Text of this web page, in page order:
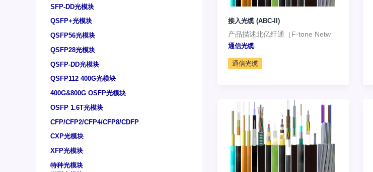
SFP-DD光模块
QSFP+光模块
QSFP56光模块
QSFP28光模块
QSFP-DD光模块
QSFP112 400G光模块
400G&800G OSFP光模块
OSFP 1.6T光模块
CFP/CFP2/CFP4/CFP8/CDFP
CXP光模块
XFP光模块
特种光模块
接入光缆 (ABC-II)
产品描述北亿纤通（F-tone Netw
通信光缆
通信光缆